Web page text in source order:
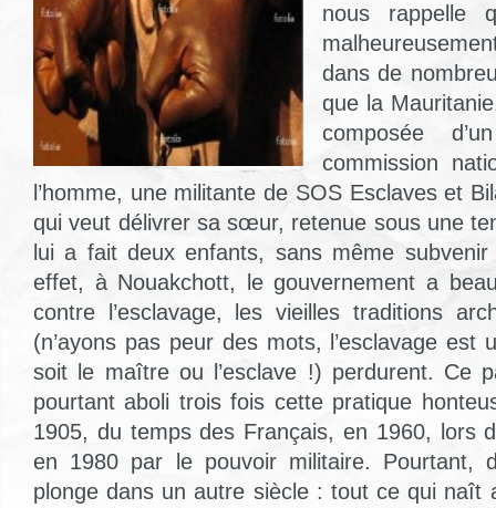
nous rappelle
dans de
que la
composée
commission
l’homme, une militante de SOS Esclaves et
qui veut délivrer sa sœur, retenue sous une
lui a fait deux enfants, sans même
effet, à Nouakchott, le gouvernement a
contre l’esclavage, les vieilles traditions
(n’ayons pas peur des mots, l’esclavage est
soit le maître ou l’esclave !) perdurent. Ce
pourtant aboli trois fois cette pratique
1905, du temps des Français, en 1960, lors
en 1980 par le pouvoir militaire. Pourtant,
plonge dans un autre siècle : tout ce qui naît